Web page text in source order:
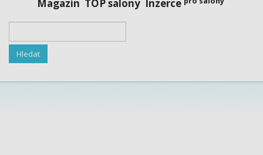
Magazín TOP salony Inzerce